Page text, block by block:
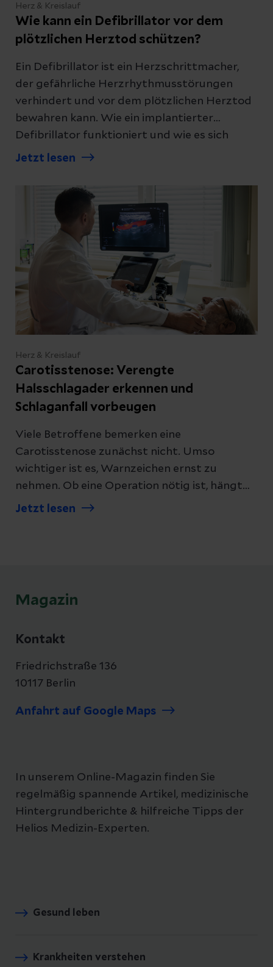
Herz & Kreislauf
Wie kann ein Defibrillator vor dem
plötzlichen Herztod schützen?
Ein Defibrillator ist ein Herzschrittmacher,
der gefährliche Herzrhythmusstörungen
verhindert und vor dem plötzlichen Herztod
bewahren kann. Wie ein implantierter
Defibrillator funktioniert und wie es sich
damit lebt, erklären wir Ihnen.
Jetzt lesen
Herz & Kreislauf
Carotisstenose: Verengte
Halsschlagader erkennen und
Schlaganfall vorbeugen
Viele Betroffene bemerken eine
Carotisstenose zunächst nicht. Umso
wichtiger ist es, Warnzeichen ernst zu
nehmen. Ob eine Operation nötig ist, hängt
vor allem davon ab, ob Beschwerden
Jetzt lesen
Magazin
Kontakt
Friedrichstraße 136
10117 Berlin
Anfahrt auf Google Maps
In unserem Online-Magazin finden Sie
regelmäßig spannende Artikel, medizinische
Hintergrundberichte & hilfreiche Tipps der
Helios Medizin-Experten.
Gesund leben
Krankheiten verstehen